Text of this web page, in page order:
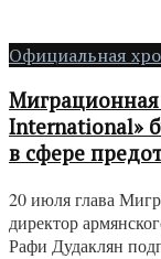
Официальная
International»
в сфере
20 июля глава
директор
Рафи Дудаклян